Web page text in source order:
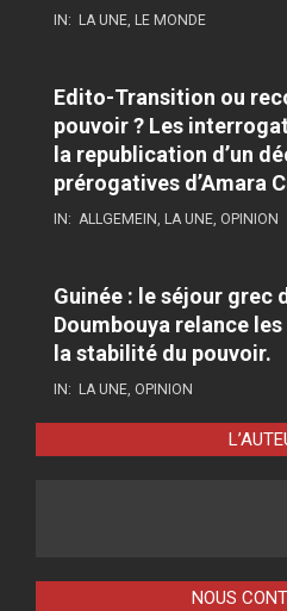
IN: LA UNE, LE MONDE
Edito-Transition ou
pouvoir ? Les
la republication d’un
prérogatives d’Amara
IN: ALLGEMEIN, LA UNE, OPINION
Guinée : le séjour grec
Doumbouya relance
la stabilité du pouvoir.
IN: LA UNE, OPINION
NOUS